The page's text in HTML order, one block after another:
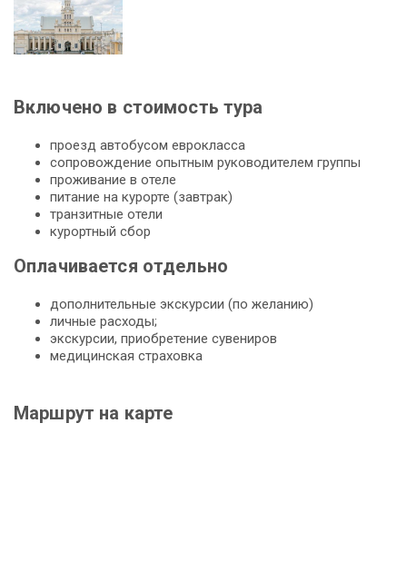
Включено в стоимость тура
проезд автобусом еврокласса
сопровождение опытным руководителем группы
проживание в отеле
питание на курорте (завтрак)
транзитные отели
курортный сбор
Оплачивается отдельно
дополнительные экскурсии (по желанию)
личные расходы;
экскурсии, приобретение сувениров
медицинская страховка
Маршрут на карте